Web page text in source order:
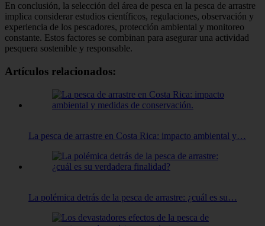
En conclusión, la selección del área de pesca en la pesca de arrastre
implica considerar estudios científicos, regulaciones, observación y
experiencia de los pescadores, protección ambiental y monitoreo
constante. Estos factores se combinan para asegurar una actividad
pesquera sostenible y responsable.
Artículos relacionados:
La pesca de arrastre en Costa Rica: impacto ambiental y…
La polémica detrás de la pesca de arrastre: ¿cuál es su…